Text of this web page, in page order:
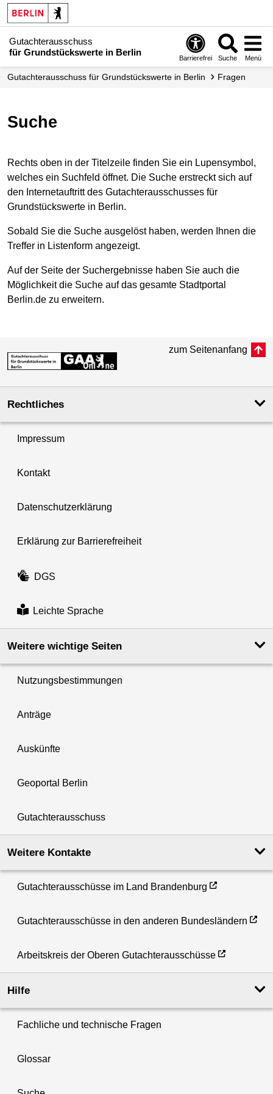
Gutachterausschuss
für Grundstückswerte in Berlin
Barrierefrei Suche Menü
Gutachter­ausschuss für Grundstücks­werte in Berlin Fragen
Suche
Rechts oben in der Titelzeile finden Sie ein Lupensymbol,
welches ein Suchfeld öffnet. Die Suche erstreckt sich auf
den Internetauftritt des Gutachterausschusses für
Grundstückswerte in Berlin.
Sobald Sie die Suche ausgelöst haben, werden Ihnen die
Treffer in Listenform angezeigt.
Auf der Seite der Suchergebnisse haben Sie auch die
Möglichkeit die Suche auf das gesamte Stadtportal
Berlin.de zu erweitern.
zum Seitenanfang
Rechtliches
Impressum
Kontakt
Datenschutzerklärung
Erklärung zur Barrierefreiheit
DGS
Leichte Sprache
Weitere wichtige Seiten
Nutzungsbestimmungen
Anträge
Auskünfte
Geoportal Berlin
Gutachterausschuss
Weitere Kontakte
Gutachterausschüsse im Land Brandenburg
Gutachterausschüsse in den anderen Bundesländern
Arbeitskreis der Oberen Gutachterausschüsse
Hilfe
Fachliche und technische Fragen
Glossar